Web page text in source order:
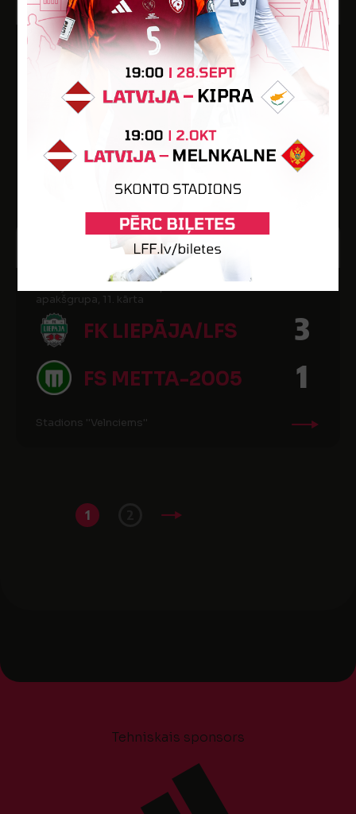
2018
Latvijas Jaunatnes čempionāts futbolā U-13 A
apakšgrupa, 12. kārta
FS METTA-2005 0
BABĪTES SK 6
JŪL 13:00
2018
apakšgrupa, 11. kārta
FK LIEPĀJA/LFS 3
FS METTA-2005 1
Stadions ''Velnciems''
1
Tehniskais sponsors